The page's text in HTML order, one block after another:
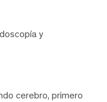
y
cerebro, primero